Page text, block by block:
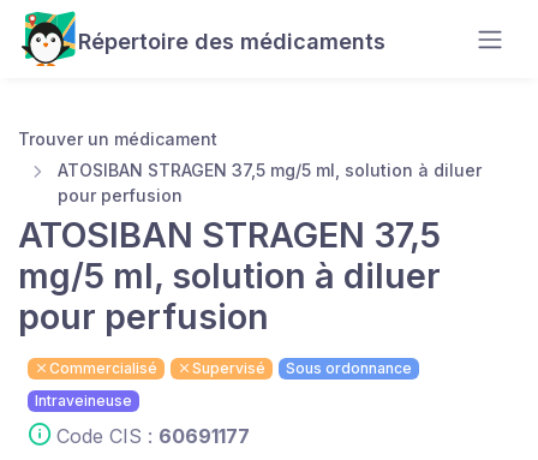
Répertoire des médicaments
Trouver un médicament
ATOSIBAN STRAGEN 37,5 mg/5 ml, solution à diluer
pour perfusion
ATOSIBAN STRAGEN 37,5
mg/5 ml, solution à diluer
pour perfusion
Commercialisé Supervisé
Sous ordonnance
Intraveineuse
Code CIS : 60691177